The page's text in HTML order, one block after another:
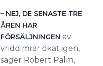
– NEJ, DE SENASTE TRE
ÅREN HAR
FÖRSÄLJNINGEN av
vriddimrar ökat igen,
säger Robert Palm,